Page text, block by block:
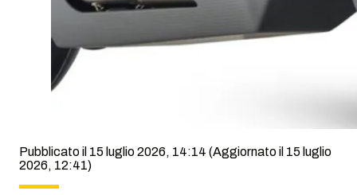
Pubblicato il 15 luglio 2026, 14:14 (Aggiornato il 15 luglio
2026, 12:41)